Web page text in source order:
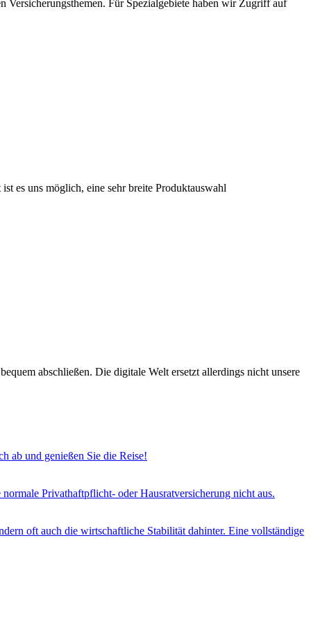
Versicherungsthemen. Für Spezialgebiete haben wir Zugriff auf
es uns möglich, eine sehr breite Produktauswahl
abschließen. Die digitale Welt ersetzt allerdings nicht unsere
ab und genießen Sie die Reise!
Privathaftpflicht- oder Hausratversicherung nicht aus.
oft auch die wirtschaftliche Stabilität dahinter. Eine vollständige